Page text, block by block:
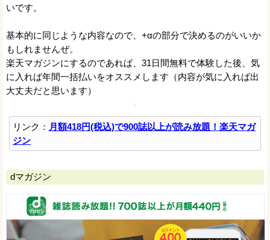
いです。
基本的に同じような内容なので、+αの部分で決めるのがいいか
もしれませんぜ。
楽天マガジンにするのであれば、31日間無料で体験した後、気
に入れば年間一括払いをオススメします（内容が気に入れば出
大丈夫だと思います）
リンク： 月額418円(税込)で900誌以上が読み放題！楽天マガ
ジン
dマガジン